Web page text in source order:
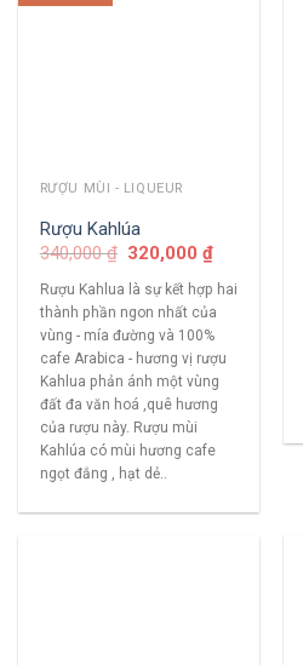
RƯỢU MÙI - LIQUEUR
Rượu Kahlúa
340,000₫ 320,000₫
Rượu Kahlua là sự kết hợp hai
thành phần ngon nhất của
vùng - mía đường và 100%
cafe Arabica - hương vị rượu
Kahlua phản ánh một vùng
đất đa văn hoá ,quê hương
của rượu này. Rượu mùi
Kahlúa có mùi hương cafe
ngọt đắng , hạt dẻ..